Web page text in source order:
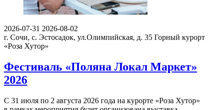
2026-07-31 2026-08-02
г. Сочи, с. Эстосадок, ул.Олимпийская, д. 35 Горный курорт
«Роза Хутор»
Фестиваль «Поляна Локал Маркет»
2026
С 31 июля по 2 августа 2026 года на курорте «Роза Хутор»